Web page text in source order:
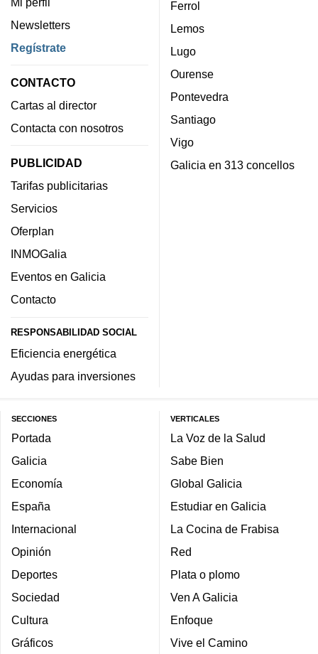
Newsletters
Regístrate
CONTACTO
Cartas al director
Contacta con nosotros
PUBLICIDAD
Tarifas publicitarias
Servicios
Oferplan
INMOGalia
Eventos en Galicia
Contacto
RESPONSABILIDAD SOCIAL
Eficiencia energética
Ayudas para inversiones
Ferrol
Lemos
Lugo
Ourense
Pontevedra
Santiago
Vigo
Galicia en 313 concellos
SECCIONES
Portada
Galicia
Economía
España
Internacional
Opinión
Deportes
Sociedad
Cultura
Gráficos
VERTICALES
La Voz de la Salud
Sabe Bien
Global Galicia
Estudiar en Galicia
La Cocina de Frabisa
Red
Plata o plomo
Ven A Galicia
Enfoque
Vive el Camino